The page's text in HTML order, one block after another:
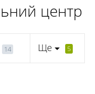
центр
14 Ще 5